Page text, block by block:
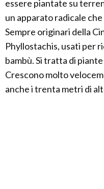
essere piantate su
un apparato radicale
Sempre originari della
Phyllostachis, usati per
bambù. Si tratta di
Crescono molto
anche i trenta metri di